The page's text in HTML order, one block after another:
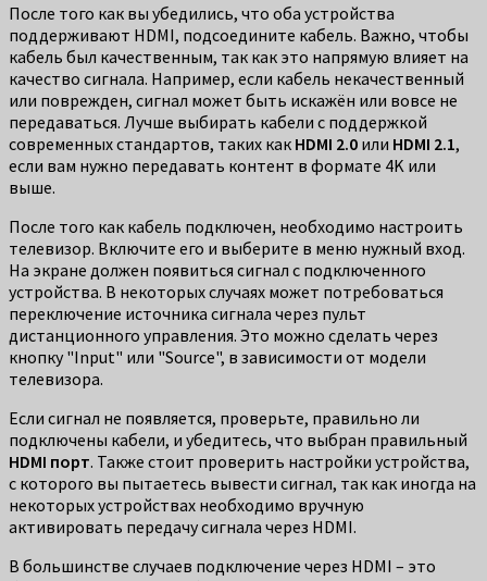
После того как вы убедились, что оба устройства
поддерживают HDMI, подсоедините кабель. Важно, чтобы
кабель был качественным, так как это напрямую влияет на
качество сигнала. Например, если кабель некачественный
или поврежден, сигнал может быть искажён или вовсе не
передаваться. Лучше выбирать кабели с поддержкой
современных стандартов, таких как HDMI 2.0 или HDMI 2.1,
если вам нужно передавать контент в формате 4K или
выше.
После того как кабель подключен, необходимо настроить
телевизор. Включите его и выберите в меню нужный вход.
На экране должен появиться сигнал с подключенного
устройства. В некоторых случаях может потребоваться
переключение источника сигнала через пульт
дистанционного управления. Это можно сделать через
кнопку "Input" или "Source", в зависимости от модели
телевизора.
Если сигнал не появляется, проверьте, правильно ли
подключены кабели, и убедитесь, что выбран правильный
HDMI порт. Также стоит проверить настройки устройства,
с которого вы пытаетесь вывести сигнал, так как иногда на
некоторых устройствах необходимо вручную
активировать передачу сигнала через HDMI.
В большинстве случаев подключение через HDMI – это